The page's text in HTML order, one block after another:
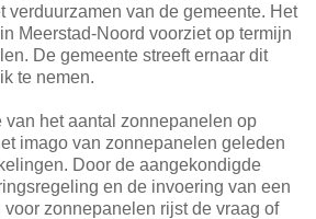
verduurzamen van de gemeente. Het
Meerstad-Noord voorziet op termijn
De gemeente streeft ernaar dit
te nemen.
van het aantal zonnepanelen op
imago van zonnepanelen geleden
Door de aangekondigde
en de invoering van een
zonnepanelen rijst de vraag of